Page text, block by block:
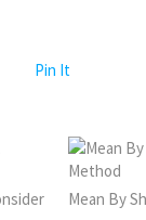
Pin It
Mean By